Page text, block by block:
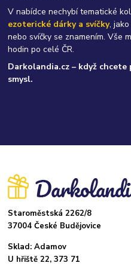
V nabídce nechybí tematické
ezoterické dárky a svíčky,
nebo svíčky se znamením. Vše
hodin po celé ČR.
Darkolandia.cz – když
smysl.
Staroměstská 2262/8
37004 České Budějovice
Sklad: Adamov
U hřiště 22, 373 71